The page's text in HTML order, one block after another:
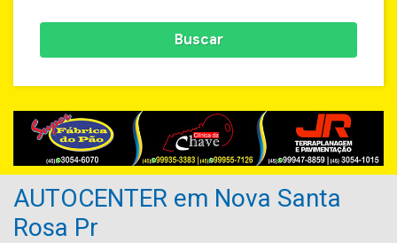
AUTOCENTER em Nova Santa
Rosa Pr